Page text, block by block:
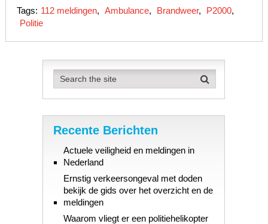
Tags: 112 meldingen, Ambulance, Brandweer, P2000,
Politie
Recente Berichten
Actuele veiligheid en meldingen in
Nederland
Ernstig verkeersongeval met doden
bekijk de gids over het overzicht en de
meldingen
Waarom vliegt er een politiehelikopter